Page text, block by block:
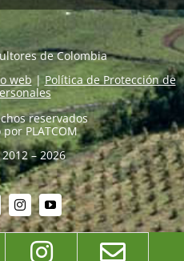
de Colombia
web|Política de Protección de
reservados
por PLATCOM
– 2026
FacebookInstagram